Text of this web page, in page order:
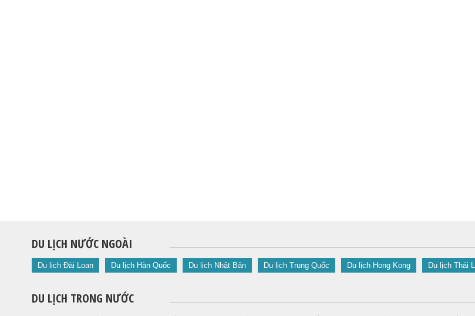
DU LỊCH NƯỚC NGOÀI
Du lịch Đài Loan Du lịch Hàn Quốc Du lịch Nhật Bản Du lịch Trung Quốc Du lịch Hong Kong Du lịch Thái
DU LỊCH TRONG NƯỚC